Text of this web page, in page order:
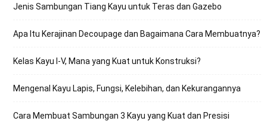
Jenis Sambungan Tiang Kayu untuk Teras dan Gazebo
Apa Itu Kerajinan Decoupage dan Bagaimana Cara Membuatnya?
Kelas Kayu I-V, Mana yang Kuat untuk Konstruksi?
Mengenal Kayu Lapis, Fungsi, Kelebihan, dan Kekurangannya
Cara Membuat Sambungan 3 Kayu yang Kuat dan Presisi